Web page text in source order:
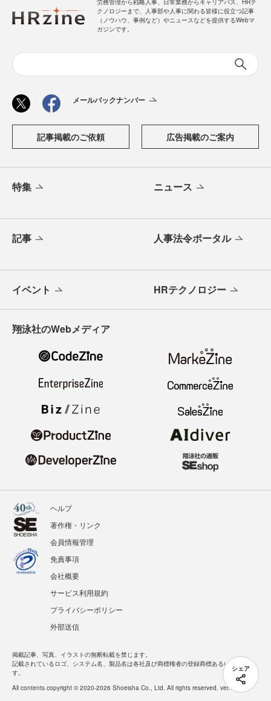
シェア
労務管理から戦略人事、日常業務からキャリアパス、HRテ
クノロジーまで、人事部や人事に関わる皆様に役立つ記事
（ノウハウ、事例など）やニュースなどを提供するWebマ
ガジンです。
メールバックナンバー
記事掲載のご依頼 広告掲載のご案内
特集 ニュース
記事 人事法令ポータル
イベント HRテクノロジー
翔泳社のWebメディア
ヘルプ
著作権・リンク
会員情報管理
免責事項
会社概要
サービス利用規約
プライバシーポリシー
外部送信
掲載記事、写真、イラストの無断転載を禁じます。
記載されているロゴ、システム名、製品名は各社及び商標権者の登録商標あるいは商標で
す。
All contents copyright © 2020-2026 Shoeisha Co., Ltd. All rights reserved. ver.1.5